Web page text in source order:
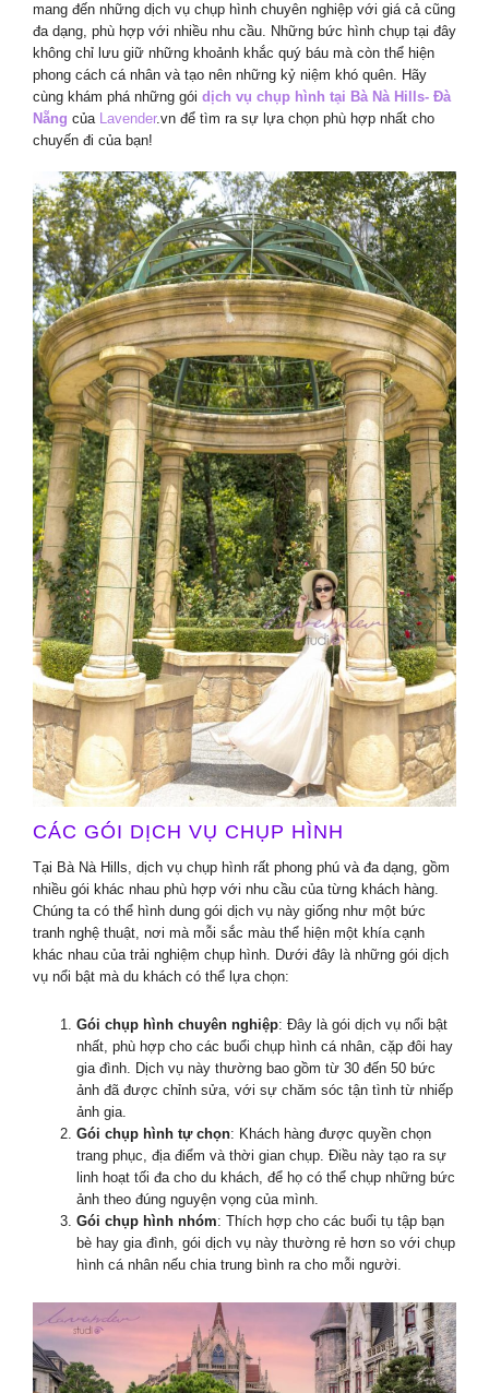
mang đến những dịch vụ chụp hình chuyên nghiệp với giá cả cũng
đa dạng, phù hợp với nhiều nhu cầu. Những bức hình chụp tại đây
không chỉ lưu giữ những khoảnh khắc quý báu mà còn thể hiện
phong cách cá nhân và tạo nên những kỷ niệm khó quên. Hãy
cùng khám phá những gói dịch vụ chụp hình tại Bà Nà Hills- Đà
Nẵng củaLavender.vn để tìm ra sự lựa chọn phù hợp nhất cho
chuyến đi của bạn!
CÁC GÓI DỊCH VỤ CHỤP HÌNH
Tại Bà Nà Hills, dịch vụ chụp hình rất phong phú và đa dạng, gồm
nhiều gói khác nhau phù hợp với nhu cầu của từng khách hàng.
Chúng ta có thể hình dung gói dịch vụ này giống như một bức
tranh nghệ thuật, nơi mà mỗi sắc màu thể hiện một khía cạnh
khác nhau của trải nghiệm chụp hình. Dưới đây là những gói dịch
vụ nổi bật mà du khách có thể lựa chọn:
Gói chụp hình chuyên nghiệp: Đây là gói dịch vụ nổi bật
nhất, phù hợp cho các buổi chụp hình cá nhân, cặp đôi hay
gia đình. Dịch vụ này thường bao gồm từ 30 đến 50 bức
ảnh đã được chỉnh sửa, với sự chăm sóc tận tình từ nhiếp
ảnh gia.
Gói chụp hình tự chọn: Khách hàng được quyền chọn
trang phục, địa điểm và thời gian chụp. Điều này tạo ra sự
linh hoạt tối đa cho du khách, để họ có thể chụp những bức
ảnh theo đúng nguyện vọng của mình.
Gói chụp hình nhóm: Thích hợp cho các buổi tụ tập bạn
bè hay gia đình, gói dịch vụ này thường rẻ hơn so với chụp
hình cá nhân nếu chia trung bình ra cho mỗi người.